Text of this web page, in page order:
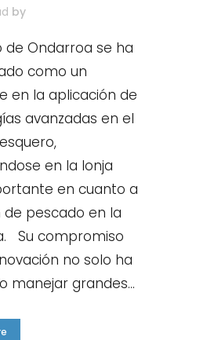
by
de Ondarroa se ha
como un
en la aplicación de
avanzadas en el
en la lonja
en cuanto a
de pescado en la
Su compromiso
no solo ha
manejar grandes...